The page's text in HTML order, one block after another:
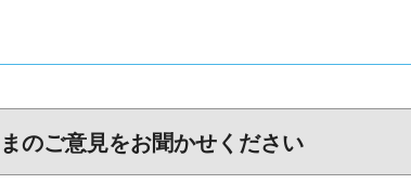
のご意見をお聞かせください